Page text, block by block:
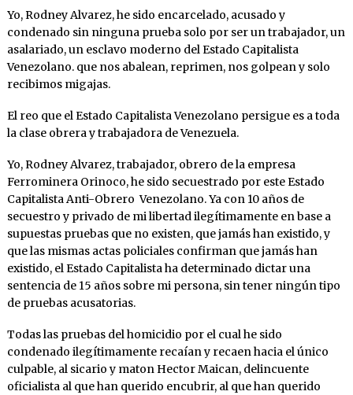
Yo, Rodney Alvarez, he sido encarcelado, acusado y
condenado sin ninguna prueba solo por ser un trabajador, un
asalariado, un esclavo moderno del Estado Capitalista
Venezolano. que nos abalean, reprimen, nos golpean y solo
recibimos migajas.
El reo que el Estado Capitalista Venezolano persigue es a toda
la clase obrera y trabajadora de Venezuela.
Yo, Rodney Alvarez, trabajador, obrero de la empresa
Ferrominera Orinoco, he sido secuestrado por este Estado
Capitalista Anti-Obrero Venezolano. Ya con 10 años de
secuestro y privado de mi libertad ilegítimamente en base a
supuestas pruebas que no existen, que jamás han existido, y
que las mismas actas policiales confirman que jamás han
existido, el Estado Capitalista ha determinado dictar una
sentencia de 15 años sobre mi persona, sin tener ningún tipo
de pruebas acusatorias.
Todas las pruebas del homicidio por el cual he sido
condenado ilegítimamente recaían y recaen hacia el único
culpable, al sicario y maton Hector Maican, delincuente
oficialista al que han querido encubrir, al que han querido